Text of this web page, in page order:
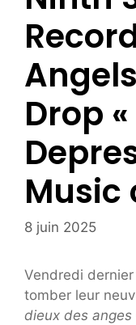
Drop
Music
8 juin 2025
Vendredi
tomber leur
dieux des